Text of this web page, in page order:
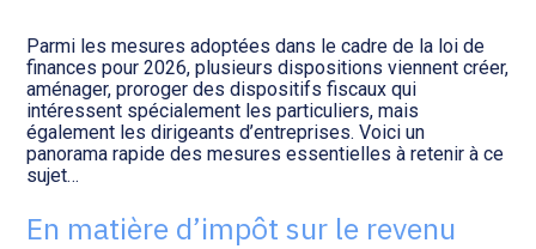
Audit légal
Gestion de patrimoine
Procédures collectives
Analyse et tableau de bord :
WAIBI
Gérer vos ressources
humaines : SILAE
Parmi les mesures adoptées dans le cadre de la loi de
finances pour 2026, plusieurs dispositions viennent créer,
aménager, proroger des dispositifs fiscaux qui
intéressent spécialement les particuliers, mais
également les dirigeants d’entreprises. Voici un
panorama rapide des mesures essentielles à retenir à ce
sujet…
En matière d’impôt sur le revenu